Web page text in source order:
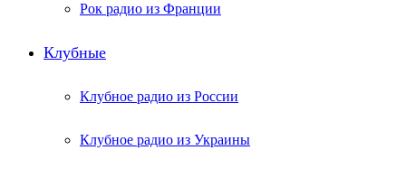
Рок радио из Франции
Клубные
Клубное радио из России
Клубное радио из Украины